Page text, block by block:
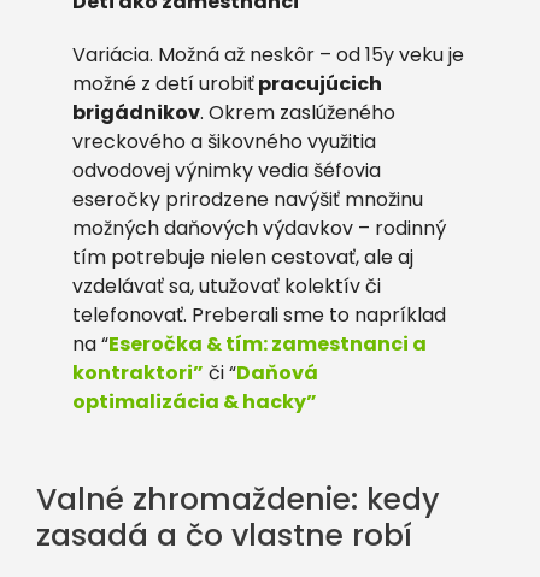
Variácia. Možná až neskôr – od 15y veku je
možné z detí urobiťpracujúcich
brigádnikov. Okrem zaslúženého
vreckového a šikovného využitia
odvodovej výnimky vedia šéfovia
eseročky prirodzene navýšiť množinu
možných daňových výdavkov – rodinný
tím potrebuje nielen cestovať, ale aj
vzdelávať sa, utužovať kolektív či
telefonovať. Preberali sme to napríklad
na “Eseročka & tím: zamestnanci a
kontraktori” či “Daňová
optimalizácia & hacky”
Valné zhromaždenie: kedy
zasadá a čo vlastne robí